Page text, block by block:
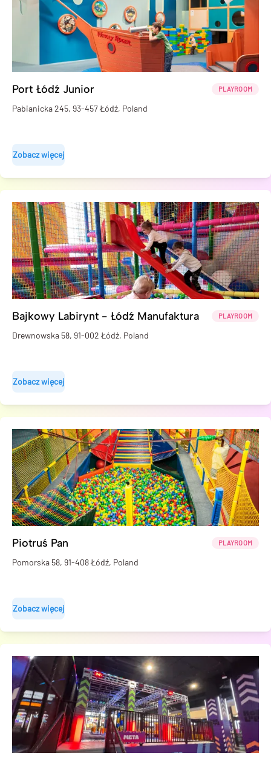
Port Łódź Junior PLAYROOM
Pabianicka 245, 93-457 Łódź, Poland
Zobacz więcej
Bajkowy Labirynt - Łódź Manufaktura PLAYROOM
Drewnowska 58, 91-002 Łódź, Poland
Zobacz więcej
Piotruś Pan PLAYROOM
Pomorska 58, 91-408 Łódź, Poland
Zobacz więcej